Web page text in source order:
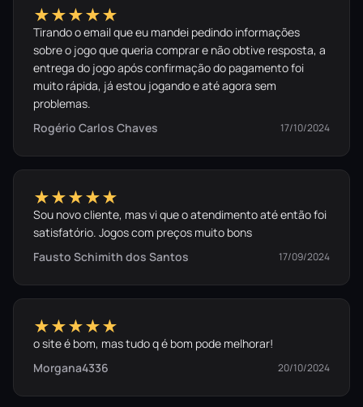
Bingo?”
AdquiraResident Evil 4e reviva a obra-
prima.
★★★★★
Tirando o email que eu mandei pedindo informações
sobre o jogo que queria comprar e não obtive resposta, a
entrega do jogo após confirmação do pagamento foi
muito rápida, já estou jogando e até agora sem
problemas.
Rogério Carlos Chaves
17/10/2024
★★★★★
Sou novo cliente, mas vi que o atendimento até então foi
satisfatório. Jogos com preços muito bons
Fausto Schimith dos Santos
17/09/2024
★★★★★
o site é bom, mas tudo q é bom pode melhorar!
Morgana4336
20/10/2024